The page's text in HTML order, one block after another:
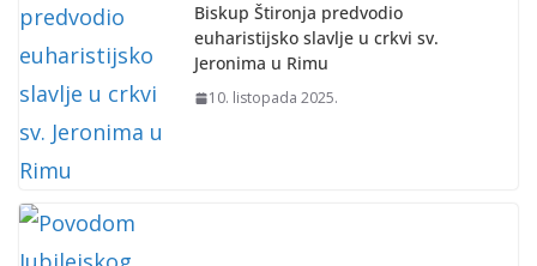
Biskup Štironja predvodio
euharistijsko slavlje u crkvi sv.
Jeronima u Rimu
10. listopada 2025.